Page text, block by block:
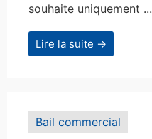
souhaite uniquement ...
Lire la suite →
Bail commercial